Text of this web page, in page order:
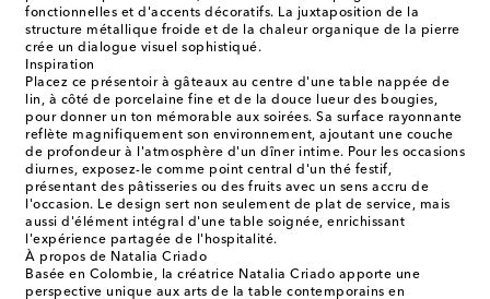
fonctionnelles et d'accents décoratifs. La juxtaposition de la
structure métallique froide et de la chaleur organique de la pierre
crée un dialogue visuel sophistiqué.
Inspiration
Placez ce présentoir à gâteaux au centre d'une table nappée de
lin, à côté de porcelaine fine et de la douce lueur des bougies,
pour donner un ton mémorable aux soirées. Sa surface rayonnante
reflète magnifiquement son environnement, ajoutant une couche
de profondeur à l'atmosphère d'un dîner intime. Pour les occasions
diurnes, exposez-le comme point central d'un thé festif,
présentant des pâtisseries ou des fruits avec un sens accru de
l'occasion. Le design sert non seulement de plat de service, mais
aussi d'élément intégral d'une table soignée, enrichissant
l'expérience partagée de l'hospitalité.
À propos de Natalia Criado
Basée en Colombie, la créatrice Natalia Criado apporte une
perspective unique aux arts de la table contemporains en